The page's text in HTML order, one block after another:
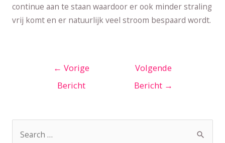
continue aan te staan waardoor er ook minder straling
vrij komt en er natuurlijk veel stroom bespaard wordt.
← Vorige
Bericht
Volgende
Bericht →